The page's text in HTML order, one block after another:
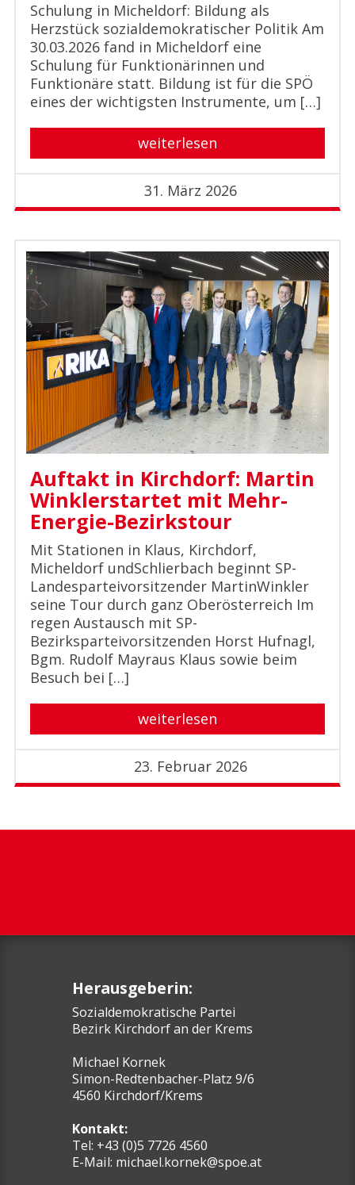
Schulung in Micheldorf: Bildung als
Herzstück sozialdemokratischer Politik Am
30.03.2026 fand in Micheldorf eine
Schulung für Funktionärinnen und
Funktionäre statt. Bildung ist für die SPÖ
eines der wichtigsten Instrumente, um […]
weiterlesen
31. März 2026
Auftakt in Kirchdorf: Martin
Winklerstartet mit Mehr-
Energie-Bezirkstour
Mit Stationen in Klaus, Kirchdorf,
Micheldorf undSchlierbach beginnt SP-
Landesparteivorsitzender MartinWinkler
seine Tour durch ganz Oberösterreich Im
regen Austausch mit SP-
Bezirksparteivorsitzenden Horst Hufnagl,
Bgm. Rudolf Mayraus Klaus sowie beim
Besuch bei […]
weiterlesen
23. Februar 2026
Herausgeberin:
Sozialdemokratische Partei
Bezirk Kirchdorf an der Krems
Michael Kornek
Simon-Redtenbacher-Platz 9/6
4560 Kirchdorf/Krems
Kontakt:
Tel: +43 (0)5 7726 4560
E-Mail: michael.kornek@spoe.at